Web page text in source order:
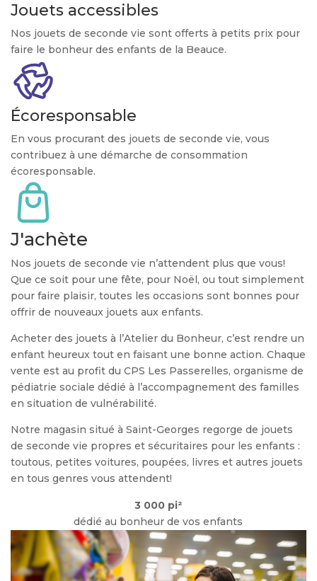
Jouets accessibles
Nos jouets de seconde vie sont offerts à petits prix pour
faire le bonheur des enfants de la Beauce.
Écoresponsable
En vous procurant des jouets de seconde vie, vous
contribuez à une démarche de consommation
écoresponsable.
J'achète
Nos jouets de seconde vie n’attendent plus que vous!
Que ce soit pour une fête, pour Noël, ou tout simplement
pour faire plaisir, toutes les occasions sont bonnes pour
offrir de nouveaux jouets aux enfants.
Acheter des jouets à l’Atelier du Bonheur, c’est rendre un
enfant heureux tout en faisant une bonne action. Chaque
vente est au profit du CPS Les Passerelles, organisme de
pédiatrie sociale dédié à l’accompagnement des familles
en situation de vulnérabilité.
Notre magasin situé à Saint-Georges regorge de jouets
de seconde vie propres et sécuritaires pour les enfants :
toutous, petites voitures, poupées, livres et autres jouets
en tous genres vous attendent!
3 000 pi²
dédié au bonheur de vos enfants